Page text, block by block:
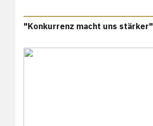
"Konkurrenz macht uns stärker"